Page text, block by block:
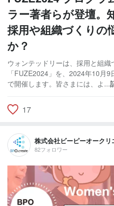
ラー著者らが登壇。
採用や組織づくりの
か？
ウォンテッドリーは、採用と組
「FUZE2024」を、2024年10月
で開催します。皆さまには、よ...
17
株式会社ビーピーオークリ
82フォロワー